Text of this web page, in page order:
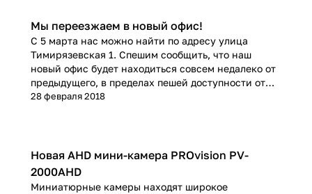
изменение фокусного расстояния без контакта с
камерой невозможно. И тут на помощь приходят
камеры с моторизованным объективом, который
управляется удаленно.
Мы переезжаем в новый офис!
С 5 марта нас можно найти по адресу улица
Тимирязевская 1. Спешим сообщить, что наш
новый офис будет находиться совсем недалеко от
предыдущего, в пределах пешей доступности от
станции метро Дмитровская.
28 февраля 2018
Новая AHD мини-камера PROvision PV-
2000AHD
Миниатюрные камеры находят широкое